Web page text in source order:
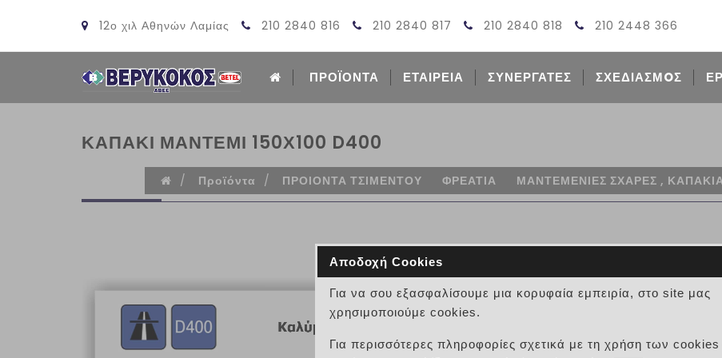
12ο χιλ Αθηνών Λαμίας 210 2840 816 210 2840 817 210 2840 818 210 2448 366
ΠΡΟΪΟΝΤΑ ΕΤΑΙΡΕΙΑ ΣΥΝΕΡΓΑΤΕΣ ΣΧΕΔΙΑΣΜOΣ
ΚΑΠΑΚΙ ΜΑΝΤΕΜΙ 150Χ100 D400
/ Προϊόντα / ΠΡΟΙΟΝΤΑ ΤΣΙΜΕΝΤΟΥ ΦΡΕΑΤΙΑ ΜΑΝΤΕΜΕΝΙΕΣ ΣΧΑΡΕΣ ,
ΚΑΠΑΚΙ ΜΑΝΤΕΜΙ 150Χ100
Αποδοχή Cookies
Για να σου εξασφαλίσουμε μια κορυφαία εμπειρία, στο site μας
χρησιμοποιούμε cookies.
Για περισσότερες πληροφορίες σχετικά με τη χρήση των cookies